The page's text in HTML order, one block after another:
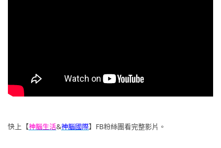
快上【神腦生活&神腦國際】FB粉絲團看完整影片。